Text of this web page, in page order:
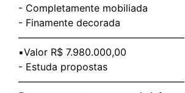
- ⁠Completamente mobiliada
- ⁠Finamente decorada
—————————————————
▪️Valor R$ 7.980.000,00
- Estuda propostas
—————————————————